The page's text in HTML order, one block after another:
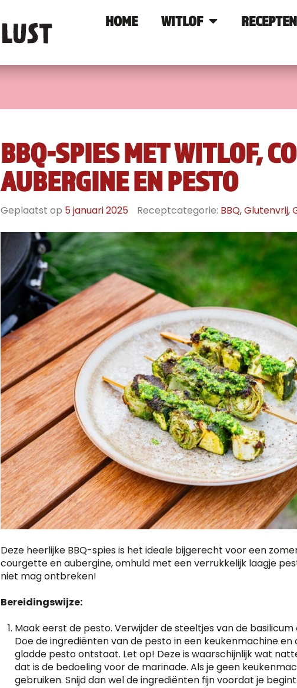
HOME WITLOF RECEPTEN
BBQ-SPIES MET WITLOF,
AUBERGINE EN PESTO
Geplaatst op 5 januari 2025 Receptcategorie: BBQ,Glutenvrij,
Deze heerlijke BBQ-spies is het ideale bijgerecht voor een
courgette en aubergine, omhuld met een verrukkelijk laagje
niet mag ontbreken!
Bereidingswijze:
Maak eerst de pesto. Verwijder de steeltjes van de basilicum
Doe de ingrediënten van de pesto in een keukenmachine
gladde pesto ontstaat. Let op! Deze is waarschijnlijk wat
dat is de bedoeling voor de marinade. Als je geen
gebruiken. Snijd dan wel de ingrediënten fijn voordat je begint.